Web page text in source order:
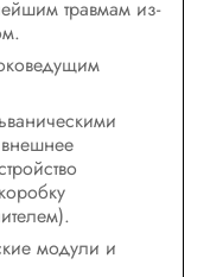
травмам из-
внешнее
модули и